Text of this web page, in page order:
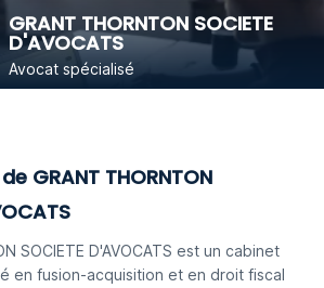
GRANT THORNTON SOCIETE
D'AVOCATS
Avocat spécialisé
GRANT THORNTON
SOCIETE D'AVOCATS est un cabinet
en fusion-acquisition et en droit fiscal